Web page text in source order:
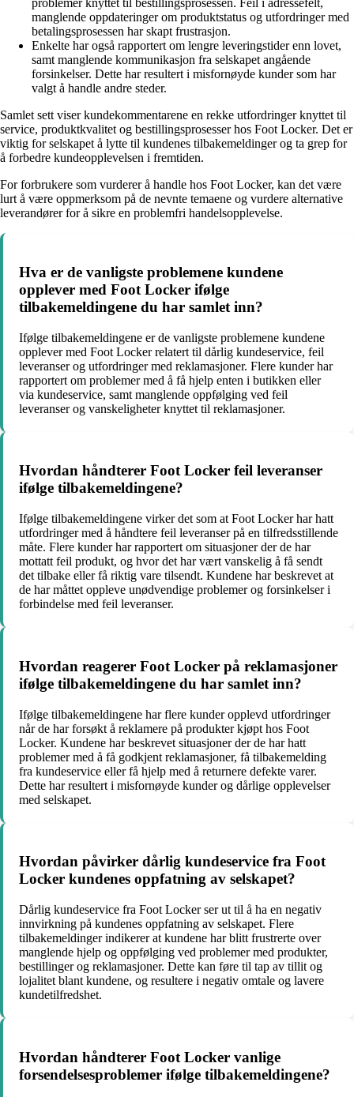
problemer knyttet til bestillingsprosessen. Feil i adressefelt,
manglende oppdateringer om produktstatus og utfordringer med
betalingsprosessen har skapt frustrasjon.
Enkelte har også rapportert om lengre leveringstider enn lovet,
samt manglende kommunikasjon fra selskapet angående
forsinkelser. Dette har resultert i misfornøyde kunder som har
valgt å handle andre steder.
Samlet sett viser kundekommentarene en rekke utfordringer knyttet til
service, produktkvalitet og bestillingsprosesser hos Foot Locker. Det er
viktig for selskapet å lytte til kundenes tilbakemeldinger og ta grep for
å forbedre kundeopplevelsen i fremtiden.
For forbrukere som vurderer å handle hos Foot Locker, kan det være
lurt å være oppmerksom på de nevnte temaene og vurdere alternative
leverandører for å sikre en problemfri handelsopplevelse.
Hva er de vanligste problemene kundene
opplever med Foot Locker ifølge
tilbakemeldingene du har samlet inn?
Ifølge tilbakemeldingene er de vanligste problemene kundene
opplever med Foot Locker relatert til dårlig kundeservice, feil
leveranser og utfordringer med reklamasjoner. Flere kunder har
rapportert om problemer med å få hjelp enten i butikken eller
via kundeservice, samt manglende oppfølging ved feil
leveranser og vanskeligheter knyttet til reklamasjoner.
Hvordan håndterer Foot Locker feil leveranser
ifølge tilbakemeldingene?
Ifølge tilbakemeldingene virker det som at Foot Locker har hatt
utfordringer med å håndtere feil leveranser på en tilfredsstillende
måte. Flere kunder har rapportert om situasjoner der de har
mottatt feil produkt, og hvor det har vært vanskelig å få sendt
det tilbake eller få riktig vare tilsendt. Kundene har beskrevet at
de har måttet oppleve unødvendige problemer og forsinkelser i
forbindelse med feil leveranser.
Hvordan reagerer Foot Locker på reklamasjoner
ifølge tilbakemeldingene du har samlet inn?
Ifølge tilbakemeldingene har flere kunder opplevd utfordringer
når de har forsøkt å reklamere på produkter kjøpt hos Foot
Locker. Kundene har beskrevet situasjoner der de har hatt
problemer med å få godkjent reklamasjoner, få tilbakemelding
fra kundeservice eller få hjelp med å returnere defekte varer.
Dette har resultert i misfornøyde kunder og dårlige opplevelser
med selskapet.
Hvordan påvirker dårlig kundeservice fra Foot
Locker kundenes oppfatning av selskapet?
Dårlig kundeservice fra Foot Locker ser ut til å ha en negativ
innvirkning på kundenes oppfatning av selskapet. Flere
tilbakemeldinger indikerer at kundene har blitt frustrerte over
manglende hjelp og oppfølging ved problemer med produkter,
bestillinger og reklamasjoner. Dette kan føre til tap av tillit og
lojalitet blant kundene, og resultere i negativ omtale og lavere
kundetilfredshet.
Hvordan håndterer Foot Locker vanlige
forsendelsesproblemer ifølge tilbakemeldingene?